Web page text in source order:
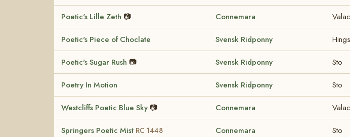
Poetic's Lille Zeth 📷 Connemara
Poetic's Piece of Choclate Svensk Ridponny
Poetic's Sugar Rush 📷 Svensk Ridponny Sto
Poetry In Motion Svensk Ridponny Sto
Westcliffs Poetic Blue Sky 📷 Connemara
Springers Poetic Mist RC 1448 Connemara Sto